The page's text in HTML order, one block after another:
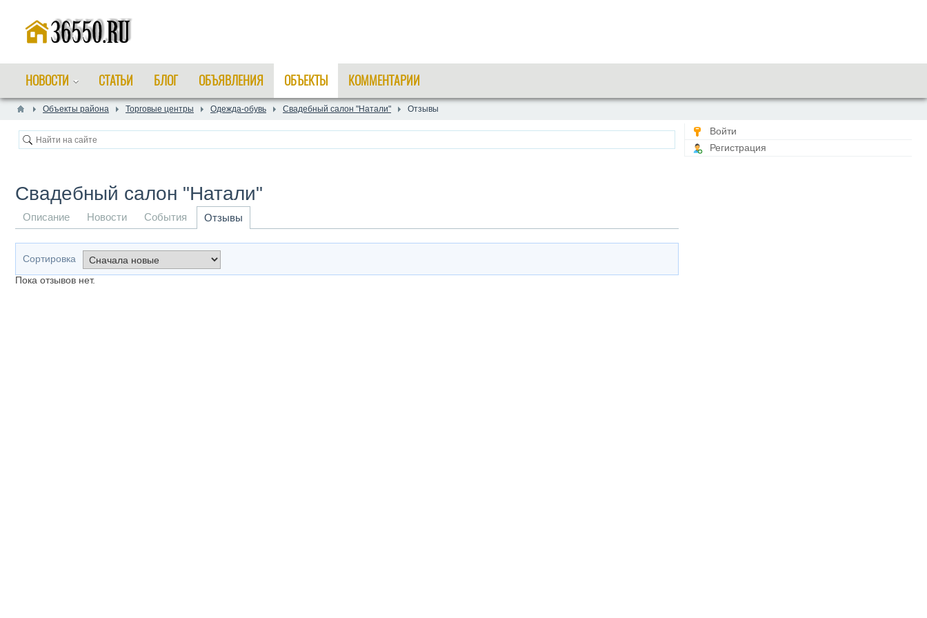
НОВОСТИ СТАТЬИ БЛОГ ОБЪЯВЛЕНИЯ ОБЪЕКТЫ КОММЕНТАРИИ
Объекты района Торговые центры Одежда-обувь Свадебный салон "Натали" Отзывы
Свадебный салон "Натали"
Описание Новости События Отзывы
Сортировка
Пока отзывов нет.
Войти
Регистрация